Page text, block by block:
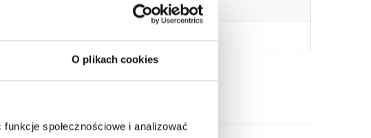
O plikach cookies
społecznościowe i analizować